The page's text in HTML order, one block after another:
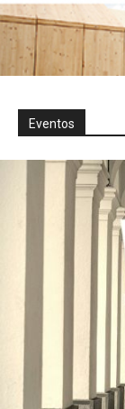
Eventos